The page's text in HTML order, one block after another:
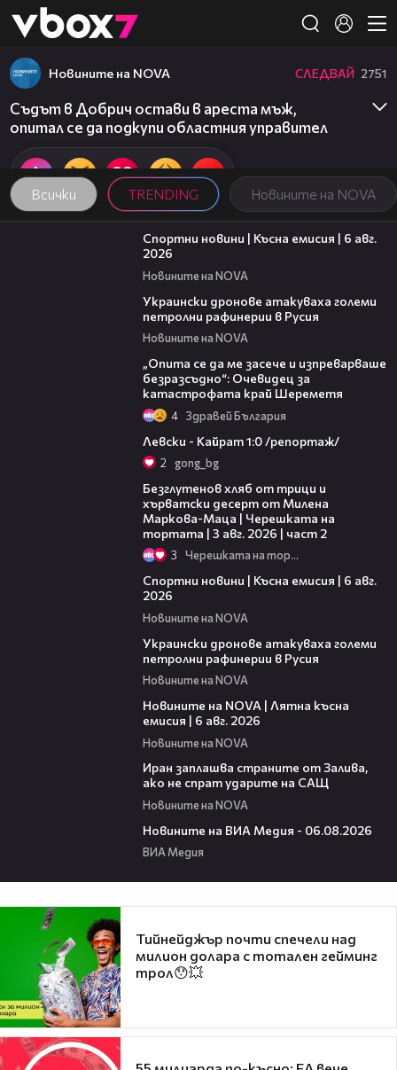
👾
Всички TRENDING Новините на NOVA
Новините на NOVA СЛЕДВАЙ 2751
Съдът в Добрич остави в ареста мъж,
опитал се да подкупи областния управител
04:51
Спортни новини | Късна емисия | 6 авг.
2026
Новините на NOVA
Украински дронове атакуваха големи
петролни рафинерии в Русия
Новините на NOVA
„Опита се да ме засече и изпреварваше
безразсъдно“: Очевидец за
катастрофата край Шереметя
4 Здравей България
Левски - Кайрат 1:0 /репортаж/
2 gong_bg
Безглутенов хляб от трици и
хърватски десерт от Милена
Маркова-Маца | Черешката на
тортата | 3 авг. 2026 | част 2
3 Черешката на тортата
Спортни новини | Късна емисия | 6 авг.
2026
Новините на NOVA
Украински дронове атакуваха големи
петролни рафинерии в Русия
Новините на NOVA
Новините на NOVA | Лятна късна
емисия | 6 авг. 2026
Новините на NOVA
Иран заплашва страните от Залива,
ако не спрат ударите на САЩ
Новините на NOVA
Новините на ВИА Медия - 06.08.2026
ВИА Медия
Тийнейджър почти спечели над
милион долара с тотален гейминг
трол😯💥